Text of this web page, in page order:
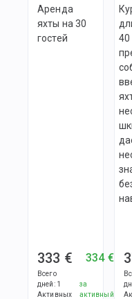
Аренда
яхты на 30
гостей
333 €
Всего
дней: 1
Активных
334 €
за
активный
40